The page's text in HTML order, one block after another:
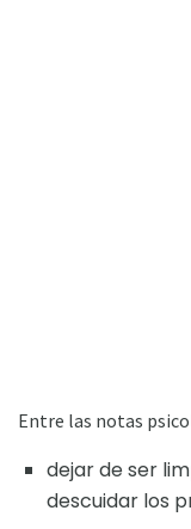
Entre las notas
dejar de ser
descuidar los